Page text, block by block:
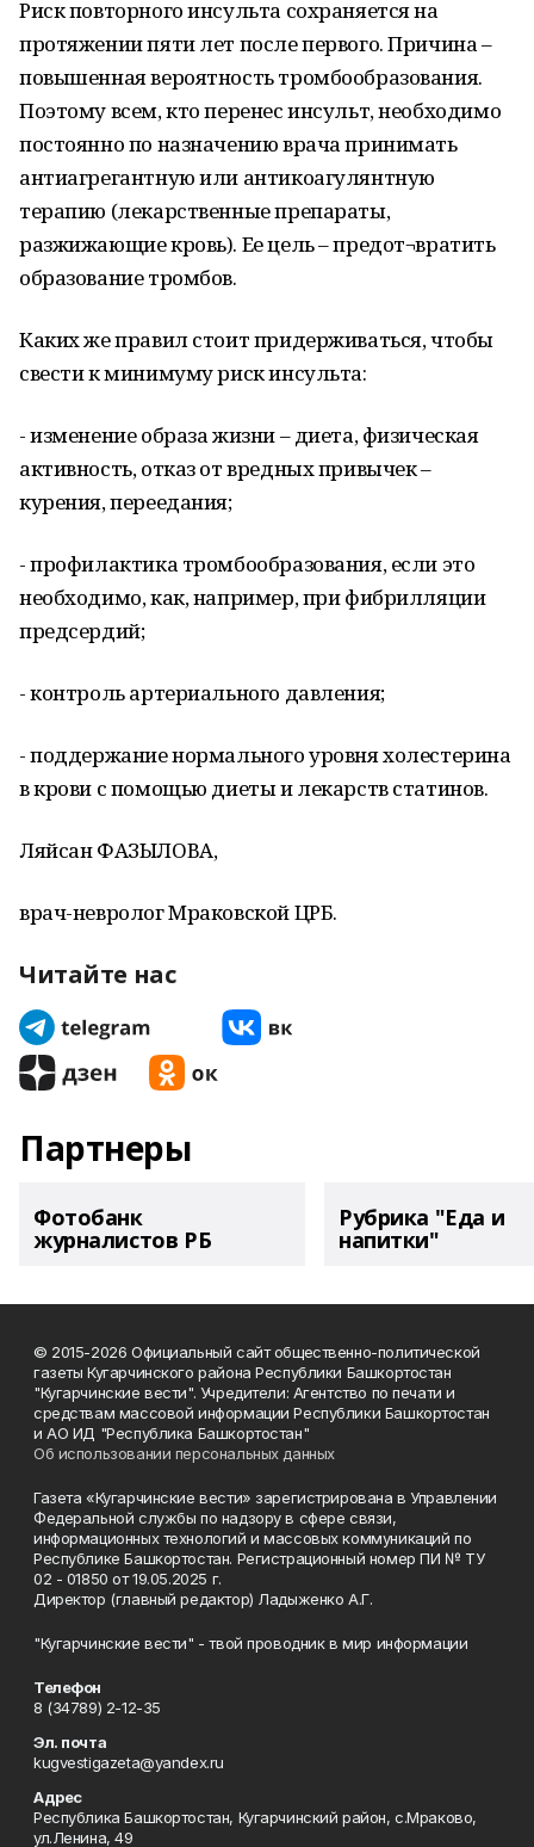
Риск повторного инсульта сохраняется на
протяжении пяти лет после первого. Причина –
повышенная вероятность тромбообразования.
Поэтому всем, кто перенес инсульт, необходимо
постоянно по назначению врача принимать
антиагрегантную или антикоагулянтную
терапию (лекарственные препараты,
разжижающие кровь). Ее цель – предот¬вратить
образование тромбов.
Каких же правил стоит придерживаться, чтобы
свести к минимуму риск инсульта:
- изменение образа жизни – диета, физическая
активность, отказ от вредных привычек –
курения, переедания;
- профилактика тромбообразования, если это
необходимо, как, например, при фибрилляции
предсердий;
- контроль артериального давления;
- поддержание нормального уровня холестерина
в крови с помощью диеты и лекарств статинов.
Ляйсан ФАЗЫЛОВА,
врач-невролог Мраковской ЦРБ.
Читайте нас
Партнеры
Фотобанк
журналистов РБ
Рубрика "Еда и
напитки"
© 2015-2026 Официальный сайт общественно-политической
газеты Кугарчинского района Республики Башкортостан
"Кугарчинские вести". Учредители: Агентство по печати и
средствам массовой информации Республики Башкортостан
и АО ИД "Республика Башкортостан"
Об использовании персональных данных
Газета «Кугарчинские вести» зарегистрирована в Управлении
Федеральной службы по надзору в сфере связи,
информационных технологий и массовых коммуникаций по
Республике Башкортостан. Регистрационный номер ПИ № ТУ
02 - 01850 от 19.05.2025 г.
Директор (главный редактор) Ладыженко А.Г.
"Кугарчинские вести" - твой проводник в мир информации
Телефон
8 (34789) 2-12-35
Эл. почта
kugvestigazeta@yandex.ru
Адрес
Республика Башкортостан, Кугарчинский район, с.Мраково,
ул.Ленина, 49